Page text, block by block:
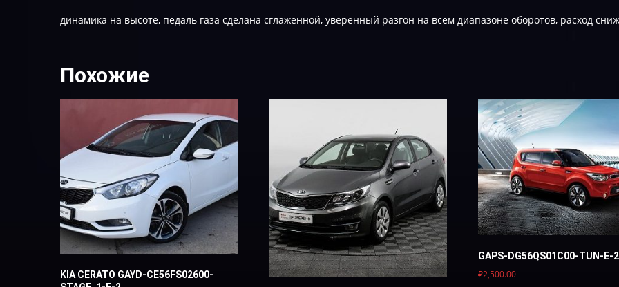
динамика на высоте, педаль газа сделана сглаженной, уверенный разгон на всём диапазоне оборотов, расход
Похожие
KIA CERATO GAYD-CE56FS02600-
GAPS-DG56QS01C00-TUN-Е-2
₽2,500.00